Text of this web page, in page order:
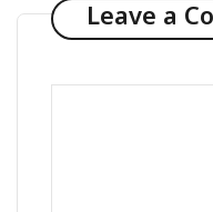
Leave a